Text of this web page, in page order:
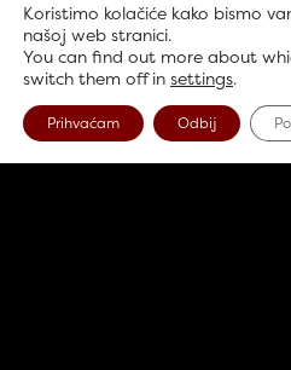
Koristimo kolačiće kako bismo
našoj web stranici.
You can find out more about
switch them off in settings.
Prihvaćam Odbij